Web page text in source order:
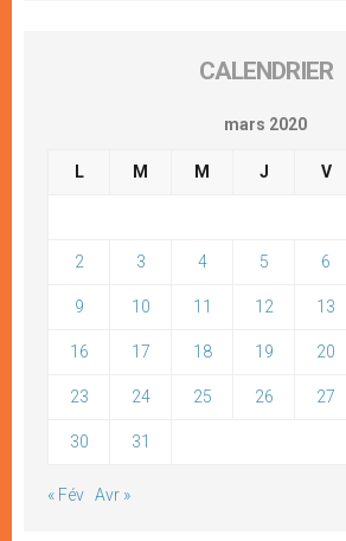
CALENDRIER
mars 2020
L M M J V
2 3 4 5 6
9 10 11 12 13
16 17 18 19 20
23 24 25 26 27
30 31
« Fév Avr »